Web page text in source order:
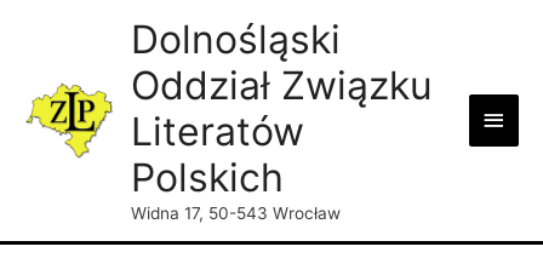
Dolnośląski
Oddział Związku
Literatów
Polskich
Widna 17, 50-543 Wrocław
Main